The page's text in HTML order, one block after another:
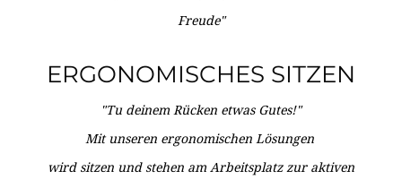
Freude"
ERGONOMISCHES SITZEN
"Tu deinem Rücken etwas Gutes!"
Mit unseren ergonomischen Lösungen
wird sitzen und stehen am Arbeitsplatz zur aktiven